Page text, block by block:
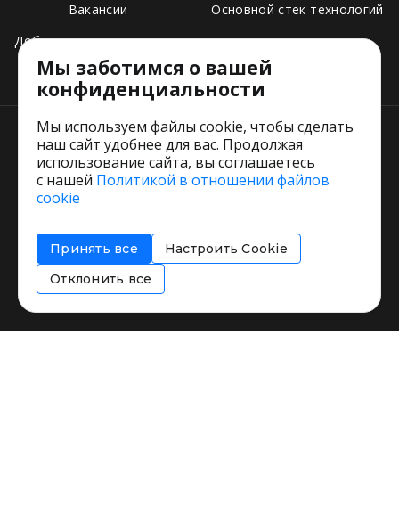
Вакансии
Добавить свое заведение
Тарифы
Основной стек технологий
Пользовательское соглашение
Соглашение об информировании
Политика использования cookies
Мы заботимся о вашей
конфиденциальности
Мы используем файлы cookie, чтобы сделать
наш сайт удобнее для вас. Продолжая
использование сайта, вы соглашаетесь
с нашей Политикой в отношении файлов
cookie
Принять все
Настроить Cookie
Отклонить все